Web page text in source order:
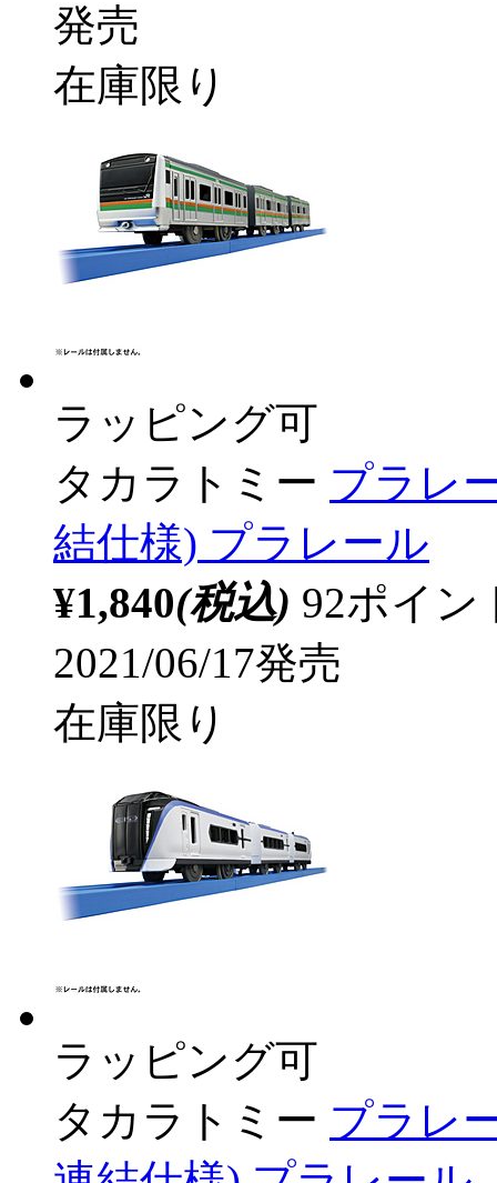
発売
在庫限り
ラッピング可
タカラトミー プラレ
結仕様) プラレール
¥1,840(税込) 92ポイ
2021/06/17発売
在庫限り
ラッピング可
タカラトミー プラレ